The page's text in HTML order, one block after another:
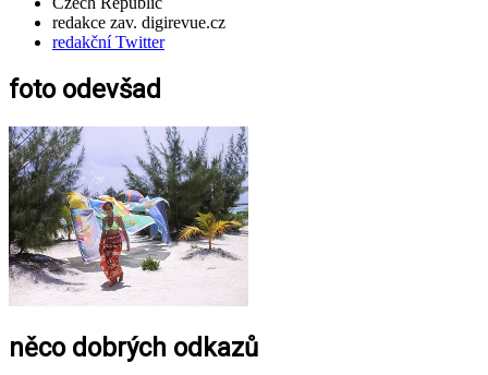
redakce zav. digirevue.cz
redakční Twitter
foto odevšad
něco dobrých odkazů